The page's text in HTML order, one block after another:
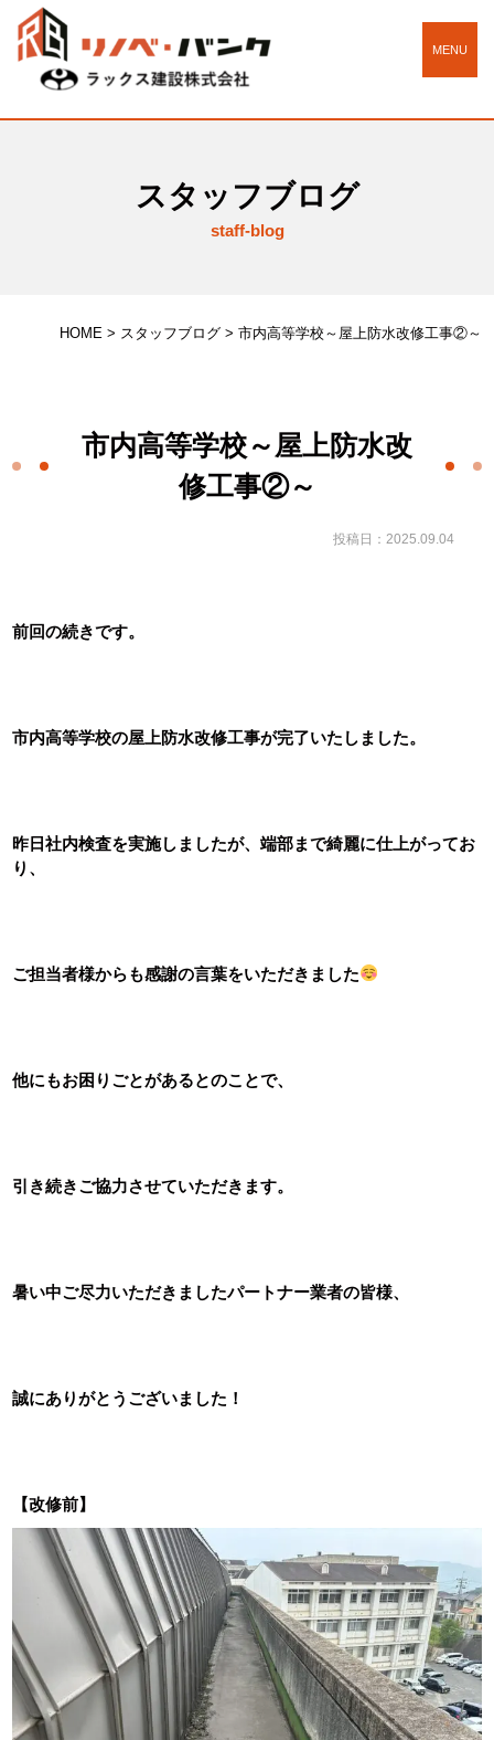
MENU
スタッフブログ
staff-blog
HOME > スタッフブログ> 市内高等学校～屋上防水改修工事②～
市内高等学校～屋上防水改
修工事②～
投稿日：2025.09.04
前回の続きです。
市内高等学校の屋上防水改修工事が完了いたしました。
昨日社内検査を実施しましたが、端部まで綺麗に仕上がってお
り、
ご担当者様からも感謝の言葉をいただきました
他にもお困りごとがあるとのことで、
引き続きご協力させていただきます。
暑い中ご尽力いただきましたパートナー業者の皆様、
誠にありがとうございました！
【改修前】